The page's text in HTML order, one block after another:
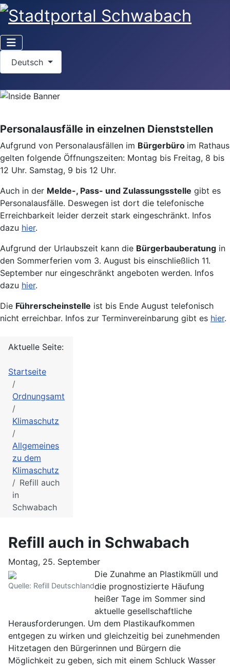
Deutsch
Personalausfälle in einzelnen Dienststellen
Aufgrund von Personalausfällen im Bürgerbüro im Rathaus
gelten folgende Öffnungszeiten: Montag bis Freitag, 8 bis
12 Uhr. Samstag, 9 bis 12 Uhr.
Auch in der Melde-, Pass- und Zulassungsstelle gibt es
Personalausfälle. Deswegen ist dort die telefonische
Erreichbarkeit leider derzeit stark eingeschränkt. Infos
dazu hier.
Aufgrund der Urlaubszeit kann die Bürgerbauberatung in
den Sommerferien vom 3. August bis einschließlich 11.
September nur eingeschränkt angeboten werden. Infos
dazu hier.
Die Führerscheinstelle ist bis Ende August telefonisch
nicht erreichbar. Infos zur Terminvereinbarung gibt es hier.
Aktuelle Seite:
Startseite
Ordnungsamt
Klimaschutz
Allgemeines
zu dem
Klimaschutz
Refill auch
in
Schwabach
Refill auch in Schwabach
Montag, 25. September
Quelle: Refill Deutschland
Die Zunahme an Plastikmüll und
die prognostizierte Häufung
heißer Tage im Sommer sind
aktuelle gesellschaftliche
Herausforderungen. Um dem Plastikaufkommen
entgegen zu wirken und gleichzeitig bei zunehmenden
Hitzetagen den Bürgerinnen und Bürgern die
Möglichkeit zu geben, sich mit einem Schluck Wasser